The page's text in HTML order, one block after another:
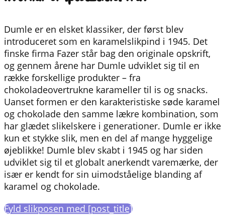
Dumle er en elsket klassiker, der først blev
introduceret som en karamelslikpind i 1945. Det
finske firma Fazer står bag den originale opskrift,
og gennem årene har Dumle udviklet sig til en
række forskellige produkter – fra
chokoladeovertrukne karameller til is og snacks.
Uanset formen er den karakteristiske søde karamel
og chokolade den samme lækre kombination, som
har glædet slikelskere i generationer. Dumle er ikke
kun et stykke slik, men en del af mange hyggelige
øjeblikke! Dumle blev skabt i 1945 og har siden
udviklet sig til et globalt anerkendt varemærke, der
især er kendt for sin uimodståelige blanding af
karamel og chokolade.
Fyld slikposen med [post_title]